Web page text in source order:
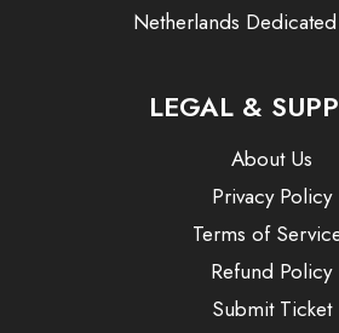
Netherlands
LEGAL &
About Us
Privacy Policy
Terms of
Refund Policy
Submit Ticket